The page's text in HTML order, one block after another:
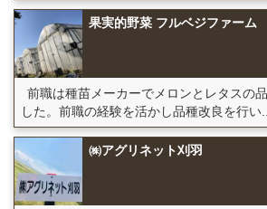
果実的野菜 フルベジファーム
前職は種苗メーカーでメロンとレタスの
した。前職の経験を活かし品種改良を行い...
㈱アグリネット刈羽